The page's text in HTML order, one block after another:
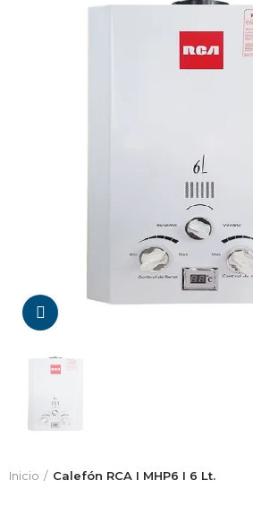
Inicio Calefón RCA I MHP6 I 6 Lt.